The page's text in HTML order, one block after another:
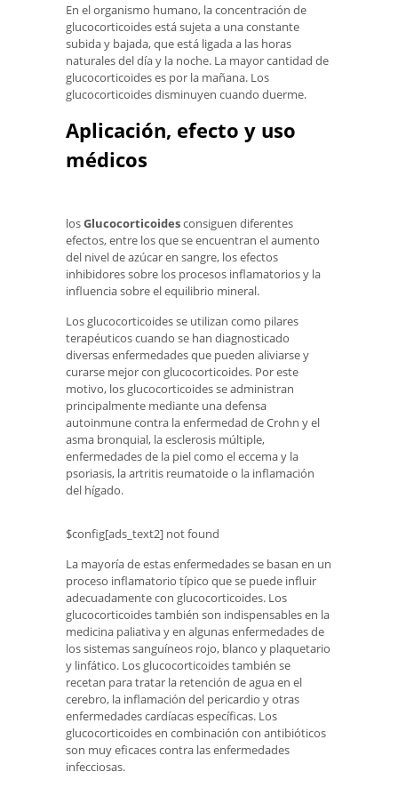
En el organismo humano, la concentración de
glucocorticoides está sujeta a una constante
subida y bajada, que está ligada a las horas
naturales del día y la noche. La mayor cantidad de
glucocorticoides es por la mañana. Los
glucocorticoides disminuyen cuando duerme.
Aplicación, efecto y uso
médicos
losGlucocorticoidesconsiguen diferentes
efectos, entre los que se encuentran el aumento
del nivel de azúcar en sangre, los efectos
inhibidores sobre los procesos inflamatorios y la
influencia sobre el equilibrio mineral.
Los glucocorticoides se utilizan como pilares
terapéuticos cuando se han diagnosticado
diversas enfermedades que pueden aliviarse y
curarse mejor con glucocorticoides. Por este
motivo, los glucocorticoides se administran
principalmente mediante una defensa
autoinmune contra la enfermedad de Crohn y el
asma bronquial, la esclerosis múltiple,
enfermedades de la piel como el eccema y la
psoriasis, la artritis reumatoide o la inflamación
del hígado.
$config[ads_text2] not found
La mayoría de estas enfermedades se basan en un
proceso inflamatorio típico que se puede influir
adecuadamente con glucocorticoides. Los
glucocorticoides también son indispensables en la
medicina paliativa y en algunas enfermedades de
los sistemas sanguíneos rojo, blanco y plaquetario
y linfático. Los glucocorticoides también se
recetan para tratar la retención de agua en el
cerebro, la inflamación del pericardio y otras
enfermedades cardíacas específicas. Los
glucocorticoides en combinación con antibióticos
son muy eficaces contra las enfermedades
infecciosas.